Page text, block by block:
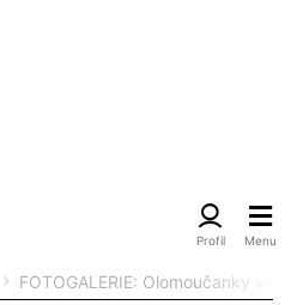
FOTOGALERIE: Olomoučanky